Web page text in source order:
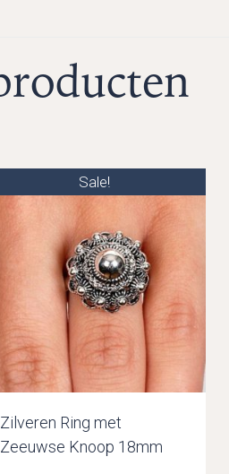
Sale!
Zilveren Ring met
Zeeuwse Knoop 18mm